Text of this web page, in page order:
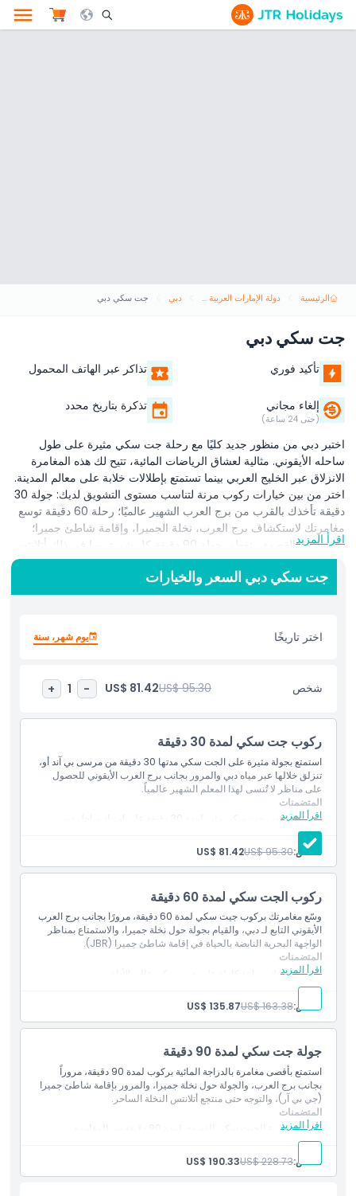
Search Opener Icon
الرئيسية دولة الإمارات العربية المتحدة دبي جت سكي دبي
جت سكي دبي
تأكيد فوري تذاكر عبر الهاتف المحمول
إلغاء مجاني
(حتى 24 ساعة)
تذكرة بتاريخ محدد
اختبر دبي من منظور جديد كليًا مع رحلة جت سكي مثيرة على طول
ساحله الأيقوني. مثالية لعشاق الرياضات المائية، تتيح لك هذه المغامرة
الانزلاق عبر الخليج العربي بينما تستمتع بإطلالات خلابة على معالم المدينة.
اختر من بين خيارات ركوب مرنة لتناسب مستوى التشويق لديك: جولة 30
دقيقة تأخذك بالقرب من برج العرب الشهير عالميًا؛ رحلة 60 دقيقة توسع
مغامرتك لاستكشاف برج العرب، نخلة الجميرا، وإقامة شاطئ جميرا؛
وللمغامرة القصوى، تغطي جولة 90 دقيقة كل شيء، بما في ذلك أتلانتس.
سواء كنت تبحث عن إثارة سريعة أو تجربة أطول لمشاهدة المعالم من
الماء، تعد جولات الجت سكي لدينا بجرعة من الأدرينالين، وإطلالات
مذهلة، ولحظات لا تُنسى في دبي.
أبرز المعالم
المتضمنات
سياسة الأطفال والبالغين
ما يجب معرفته
الموقع
سياسة الإلغاء
اقرأ المزيد
جت سكي دبي السعر والخيارات
اختر تاريخًا يوم شهر، سنة
شخص US$ 95.30
US$ 81.42
-
1
+
ركوب جت سكي لمدة 30 دقيقة
استمتع بجولة مثيرة على الجت سكي مدتها 30 دقيقة من مرسى بي آند أو،
تنزلق خلالها عبر مياه دبي والمرور بجانب برج العرب الأيقوني للحصول
على مناظر لا تُنسى لهذا المعلم الشهير عالمياً.
اقرأ المزيد
المتضمنات
استمتع بركوب جت سكي مثير لمدة 30 دقيقة على امتداد ساحل دبي.
توجَّه إلى برج العرب الشهير عالمياً والتقط صوراً مذهلة من الماء.
شخص:US$ 95.30
US$ 81.42
ركوب الجت سكي لمدة 60 دقيقة
وسّع مغامرتك بركوب جيت سكي لمدة 60 دقيقة، مرورًا بجانب برج العرب
الأيقوني التابع لـ دبي، والقيام بجولة حول نخلة جميرا، والاستمتاع بمناظر
الواجهة البحرية النابضة بالحياة في إقامة شاطئ جميرا (JBR).
اقرأ المزيد
المتضمنات
وسّع مغامرتك بساعة كاملة على جيت سكي عالي الأداء.
استكشف برج العرب، وابحر حول نخلة جميرا، واستمتع بمشاهدة إقامة
شاطئ جميرا (JBR).
شخص:US$ 163.38
US$ 135.87
جولة جت سكي لمدة 90 دقيقة
استمتع بأقصى مغامرة بالدراجة المائية بركوب لمدة 90 دقيقة، مروراً
بجانب برج العرب، والجولة حول نخلة جميرا، والمرور بإقامة شاطئ جميرا
(جي بي آر)، والتوجه حتى منتجع أتلانتس النخلة الساحر.
اقرأ المزيد
المتضمنات
المتواصلة.
مرّ بجانب برج العرب، ودار حول نخلة جميرا، ومرّ بإقامة شاطئ جميرا
(جي بي آر)، وتوجه حتى أتلانتس النخلة.
شخص:US$ 228.73
US$ 190.33